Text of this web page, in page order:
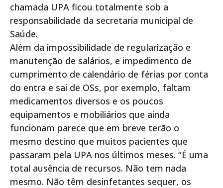
chamada UPA ficou totalmente sob a
responsabilidade da secretaria municipal de
Saúde.
Além da impossibilidade de regularização e
manutenção de salários, e impedimento de
cumprimento de calendário de férias por conta
do entra e sai de OSs, por exemplo, faltam
medicamentos diversos e os poucos
equipamentos e mobiliários que ainda
funcionam parece que em breve terão o
mesmo destino que muitos pacientes que
passaram pela UPA nos últimos meses. “É uma
total ausência de recursos. Não tem nada
mesmo. Não têm desinfetantes sequer, os